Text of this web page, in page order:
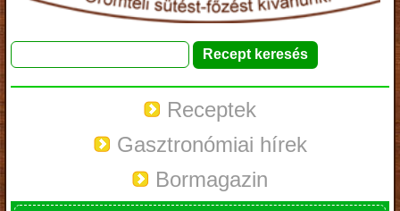
Receptek
Gasztronómiai hírek
Bormagazin